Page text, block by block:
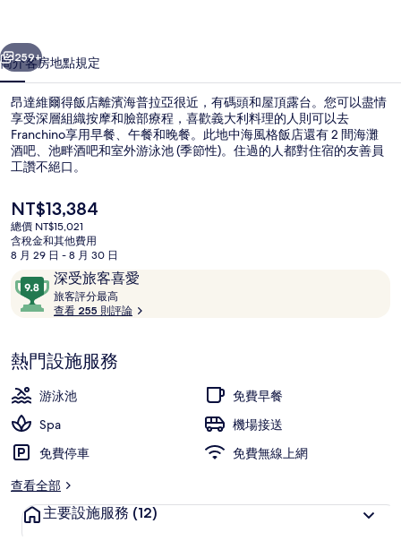
的
相
片
集
個 下一個
259+
簡介客房地點規定
昂達維爾得飯店離濱海普拉亞很近，有碼頭和屋頂露台。您可以盡情
享受深層組織按摩和臉部療程，喜歡義大利料理的人則可以去
Franchino享用早餐、午餐和晚餐。此地中海風格飯店還有 2 間海灘
酒吧、池畔酒吧和室外游泳池 (季節性)。住過的人都對住宿的友善員
工讚不絕口。
目
前
的
價
是
NT$13,384
NT$13,384
總價 NT$15,021
含稅金和其他費用
8 月 29 日 - 8 月 30 日
評
論
深受旅客喜愛
9.8
分，
滿
10，
深
受
客
喜
旅客評分最高
客
查看 255 則評論
熱門設施服務
游泳池
免費早餐
Spa
機場接送
免費停車
免費無線上網
查看全部
主要設施服務 (12)